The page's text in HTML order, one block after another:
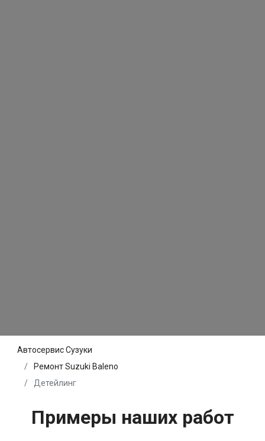
Автосервис Сузуки
Ремонт Suzuki Baleno
Детейлинг
Примеры наших работ